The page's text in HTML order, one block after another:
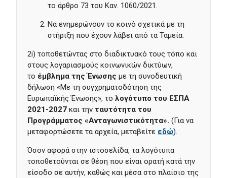
το άρθρο 73 του Καν. 1060/2021.
Να ενημερώνουν το κοινό σχετικά με τη
στήριξη που έχουν λάβει από τα Ταμεία:
2i) τοποθετώντας στο διαδικτυακό τους τόπο και
στους λογαριασμούς κοινωνικών δικτύων,
το έμβλημα της Ένωσης με τη συνοδευτική
δήλωση «Με τη συγχρηματοδότηση της
Ευρωπαϊκής Ένωσης», τολογότυπο του ΕΣΠΑ
2021-2027 και τηνταυτότητα του
Προγράμματος «Ανταγωνιστικότητα».(Για να
μεταφορτώσετε τα αρχεία, μεταβείτε εδώ).
Όσον αφορά στην ιστοσελίδα, τα λογότυπα
τοποθετούνται σε θέση που είναι ορατή κατά την
είσοδο σε αυτήν, καθώς και μέσα στο πλαίσιο της